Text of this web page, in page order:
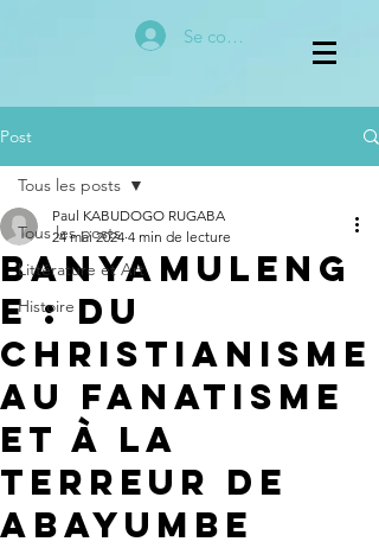
Se connecter
Post
Tous les posts
Littérature et Art
Histoire
Tous les posts
Banyamuleng
e : Du
Christianisme
au Fanatisme
et à la
Terreur de
Abayumbe
Paul KABUDOGO RUGABA
24 mai 2024 4 min de lecture